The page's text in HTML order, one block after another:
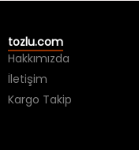
tozlu.com
Hakkımızda
İletişim
Kargo Takip